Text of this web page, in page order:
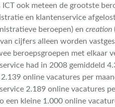
ook meteen de grootste
en klantenservice
beroepen) en creation
cijfers alleen worden
beroepsgroepen met elkaar
had in 2008 gemiddeld
online vacatures per
2.189 online vacatures
een kleine 1.000 online